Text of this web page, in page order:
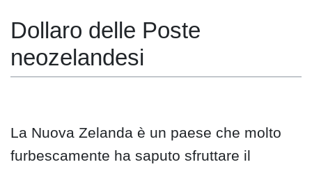
Dollaro delle Poste
neozelandesi
La Nuova Zelanda è un paese che molto
furbescamente ha saputo sfruttare il